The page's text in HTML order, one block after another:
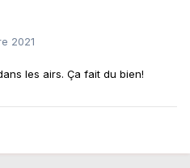
2021
les airs. Ça fait du bien!